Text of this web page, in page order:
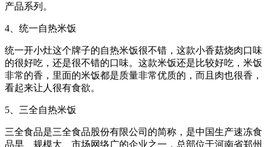
产品系列。
4、统一自热米饭
统一开小灶这个牌子的自热米饭很不错，这款小香菇烧肉口味
的很好吃，还是很不错的口味。这款米饭还是比较好吃，米饭
非常的香，里面的米饭都是质量非常优质的，而且肉也很香，
看起来让人很有食欲。
5、三全自热米饭
三全食品是三全食品股份有限公司的简称，是中国生产速冻食
品早、规模大、市场网络广的企业之一，总部位于河南省郑州